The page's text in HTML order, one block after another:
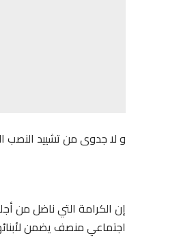
و لا جدوى من تشييد النصب
إن الكرامة التي ناضل من
اجتماعي منصف يضمن